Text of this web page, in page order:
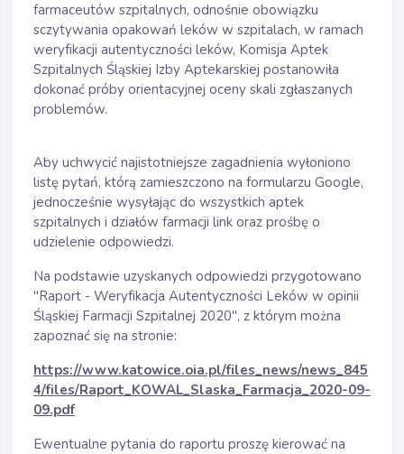
farmaceutów szpitalnych, odnośnie obowiązku
sczytywania opakowań leków w szpitalach, w ramach
weryfikacji autentyczności leków, Komisja Aptek
Szpitalnych Śląskiej Izby Aptekarskiej postanowiła
dokonać próby orientacyjnej oceny skali zgłaszanych
problemów.
Aby uchwycić najistotniejsze zagadnienia wyłoniono
listę pytań, którą zamieszczono na formularzu Google,
jednocześnie wysyłając do wszystkich aptek
szpitalnych i działów farmacji link oraz prośbę o
udzielenie odpowiedzi.
Na podstawie uzyskanych odpowiedzi przygotowano
"Raport - Weryfikacja Autentyczności Leków w opinii
Śląskiej Farmacji Szpitalnej 2020", z którym można
zapoznać się na stronie:
https://www.katowice.oia.pl/files_news/news_845
4/files/Raport_KOWAL_Slaska_Farmacja_2020-09-
09.pdf
Ewentualne pytania do raportu proszę kierować na